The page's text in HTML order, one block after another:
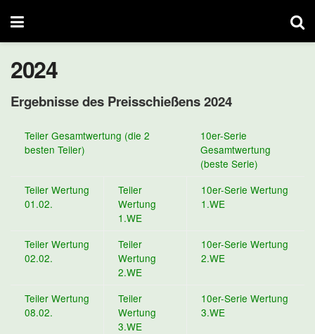
2024
Ergebnisse des Preisschießens 2024
Teiler Gesamtwertung (die 2
besten Teiler)
10er-Serie
Gesamtwertung
(beste Serie)
Teiler Wertung
01.02.
Teiler
Wertung
1.WE
10er-Serie Wertung
1.WE
Teiler Wertung
02.02.
Teiler
Wertung
2.WE
10er-Serie Wertung
2.WE
Teiler Wertung
08.02.
Teiler
Wertung
3.WE
10er-Serie Wertung
3.WE